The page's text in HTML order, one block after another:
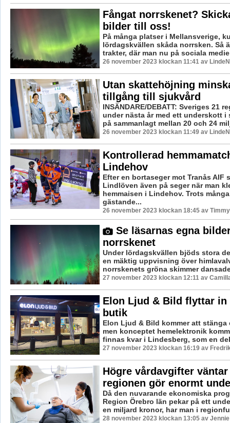
Fångat norrskenet?
bilder till oss!
På många platser i Mellansverige,
lördagskvällen skåda norrsken. Så
trakter, där man nu på sociala
26 november 2023 klockan 11:41 av
Utan skattehöjning
tillgång till sjukvård
INSÄNDARE/DEBATT: Sveriges 21
under nästa år med ett underskott i
på sammanlagt mellan 20 och 24
26 november 2023 klockan 11:49 av
Kontrollerad
Lindehov
Efter en bortaseger mot Tranås AIF
Lindlöven även på seger när man
hemmaisen i Lindehov. Trots
gästande...
26 november 2023 klockan 18:45 av
Se läsarnas egna
norrskenet
Under lördagskvällen bjöds stora
en mäktig uppvisning över
norrskenets gröna skimmer
27 november 2023 klockan 12:11 av
Elon Ljud & Bild flyttar in
butik
Elon Ljud & Bild kommer att stänga
men konceptet hemelektronik
finnas kvar i Lindesberg, som en
27 november 2023 klockan 16:19 av
Högre vårdavgifter väntar
regionen gör enormt
Då den nuvarande ekonomiska
Region Örebro län pekar på ett
en miljard kronor, har man i
28 november 2023 klockan 13:05 av